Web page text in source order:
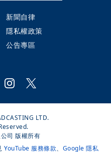
新聞自律
隱私權政策
公告專區
LTD.
司 版權所有
YouTube 服務條款、 Google 隱私